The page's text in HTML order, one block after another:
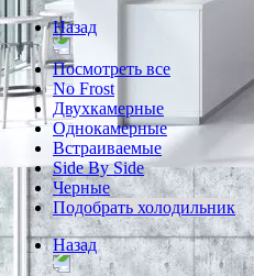
Назад
Посмотреть все
No Frost
Двухкамерные
Однокамерные
Встраиваемые
Side By Side
Черные
Подобрать холодильник
Назад